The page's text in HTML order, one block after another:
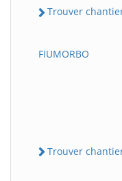
Trouver
FIUMORBO
Trouver